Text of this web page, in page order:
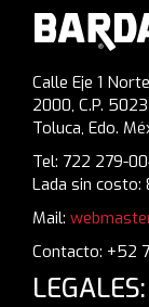
Calle Eje 1
2000, C.P.
Toluca, Edo.
Tel: 722 279-
Lada sin costo:
Mail:
Contacto: +52
LEGALES: